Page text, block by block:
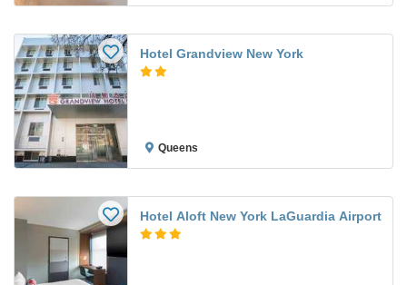
Hotel Grandview New York
Queens
Hotel Aloft New York LaGuardia Airport